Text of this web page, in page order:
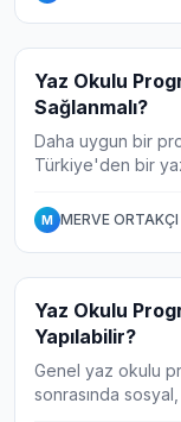
Makale
Yaz Okulu
Sağlanmalı?
Daha uygun bir
Türkiye'den bir
kalır. Ancak,
M MERVE ORTAKÇI
Makale
Yaz Okulu
Yapılabilir?
Genel yaz okulu
sonrasında